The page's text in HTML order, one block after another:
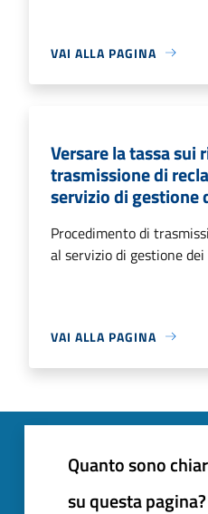
VAI ALLA PAGINA
Versare la tassa sui
trasmissione di
servizio di
Procedimento di
al servizio di gestione
VAI ALLA PAGINA
Quanto sono
su questa pagina?